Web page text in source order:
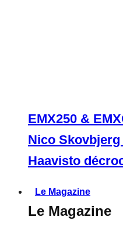
EMX250 &
Nico Skovbjerg
Haavisto
Le Magazine
Le Magazine